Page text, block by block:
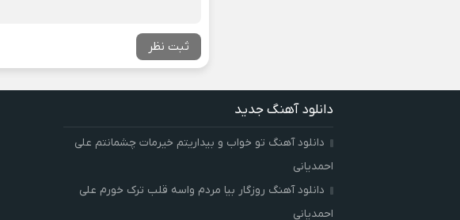
ثبت نظر
دانلود آهنگ جدید
دانلود آهنگ تو خواب و بیداریتم خیرمات چشمانتم علی
احمدیانی
دانلود آهنگ روزگار بیا مردم واسه قلب ترک خورم علی
احمدیانی